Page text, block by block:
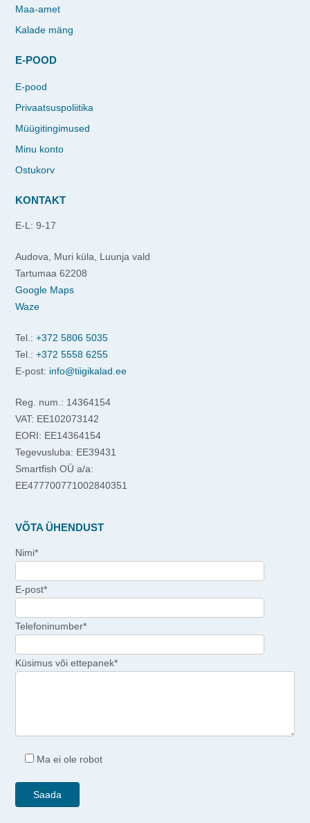
Maa-amet
Kalade mäng
E-POOD
E-pood
Privaatsuspoliitika
Müügitingimused
Minu konto
Ostukorv
KONTAKT
E-L: 9-17
Audova, Muri küla, Luunja vald
Tartumaa 62208
Google Maps
Waze
Tel.: +372 5806 5035
Tel.: +372 5558 6255
E-post: info@tiigikalad.ee
Reg. num.: 14364154
VAT: EE102073142
EORI: EE14364154
Tegevusluba: EE39431
Smartfish OÜ a/a:
EE477700771002840351
VÕTA ÜHENDUST
Nimi*
E-post*
Telefoninumber*
Küsimus või ettepanek*
Ma ei ole robot